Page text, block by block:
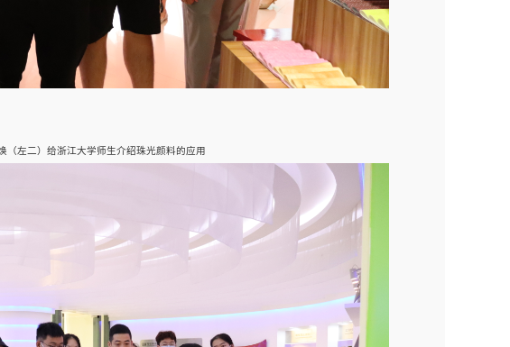
（左二）给浙江大学师生介绍珠光颜料的应用